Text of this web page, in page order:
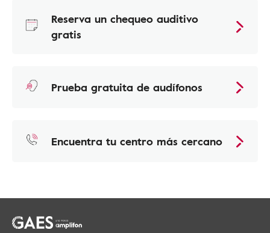
Reserva un chequeo auditivo
gratis
Prueba gratuita de audífonos
Encuentra tu centro más cercano